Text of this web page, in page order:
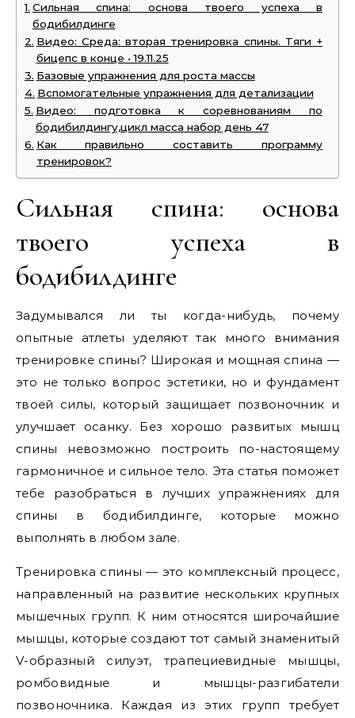
Сильная спина: основа твоего успеха в
бодибилдинге
Видео: Среда: вторая тренировка спины. Тяги +
бицепс в конце • 19.11.25
Базовые упражнения для роста массы
Вспомогательные упражнения для детализации
Видео: подготовка к соревнованиям по
бодибилдингу,цикл масса набор день 47
Как правильно составить программу
тренировок?
Сильная спина: основа
твоего успеха в
бодибилдинге
Задумывался ли ты когда-нибудь, почему
опытные атлеты уделяют так много внимания
тренировке спины? Широкая и мощная спина —
это не только вопрос эстетики, но и фундамент
твоей силы, который защищает позвоночник и
улучшает осанку. Без хорошо развитых мышц
спины невозможно построить по-настоящему
гармоничное и сильное тело. Эта статья поможет
тебе разобраться в лучших упражнениях для
спины в бодибилдинге, которые можно
выполнять в любом зале.
Тренировка спины — это комплексный процесс,
направленный на развитие нескольких крупных
мышечных групп. К ним относятся широчайшие
мышцы, которые создают тот самый знаменитый
V-образный силуэт, трапециевидные мышцы,
ромбовидные и мышцы-разгибатели
позвоночника. Каждая из этих групп требует